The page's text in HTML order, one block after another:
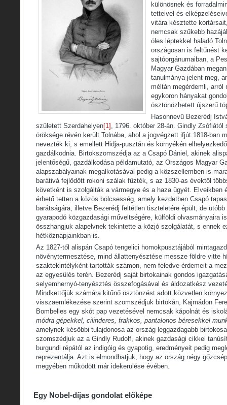
különösnek és
tetteivel és
vitára késztette
nemcsak szűkebb
öles léptekkel haladó
országosan is feltűnést
sajtóorgánumaiban, a
Magyar Gazdában
tanulmánya jelent meg,
méltán megérdemli,
egykoron hányakat
ösztönözhetett újszerű
Hasonnevű Bezerédj
született Szerdahelyen[1] , 1796. október 28-án. Gindly Zsófiától
öröksége révén került Tolnába, ahol a jogvégzett ifjút 1818-ban
nevezték ki, s emellett Hidja-pusztán és környékén
gazdálkodnia. Birtokszomszédja az a Csapó Dániel, akinek
jelentőségű, gazdálkodása példamutató, az Országos Magyar
alapszabályainak megalkotásával pedig a közszellemben is
barátivá fejlődött rokoni szálak fűzték, s az 1830-as évektől
követként is szolgálták a vármegye és a haza ügyét. Elveikben
érhető tetten a közös bölcsesség, amely kezdetben Csapó
barátságára, illetve Bezerédj feltétlen tiszteletére épült, de
gyarapodó közgazdasági műveltségére, külföldi olvasmányaira
összhangjuk alapelvnek tekintette a közjó szolgálatát, s ennek
hétköznapjainkban is.
Az 1827-től alispán Csapó tengelici homokpusztájából
növénytermesztése, mind állattenyésztése messze földre vitte
szaktekintélyként tartották számon, nem feledve érdemeit a
az egyesülés terén. Bezerédj saját birtokainak gondos
selyemhernyó-tenyésztés összefogásával és áldozatkész
Mindkettőjük számára kitűnő ösztönzést adott közvetlen
visszaemlékezése szerint szomszédjuk birtokán, Kajmádon
Bombelles egy skót pap vezetésével nemcsak kápolnát és
módra gépekkel, cilinderes, frakkos, pantalonos béresekkel
amelynek későbbi tulajdonosa az ország leggazdagabb
szomszédjuk az a Gindly Rudolf, akinek gazdasági cikkei
burgundi répától az indigóig és gyapotig, eredményeit pedig
reprezentálja. Azt is elmondhatjuk, hogy az ország négy
megyében működött már idekerülése évében.
Egy Nobel-díjas gondolat előképe